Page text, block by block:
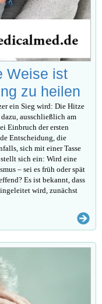
Weise ist
zu heilen
ein Sieg wird: Die Hitze
ausschließlich am
Einbruch der ersten
Entscheidung, die
sich mit einer Tasse
sich ein: Wird eine
– sei es früh oder spät
Es ist bekannt, dass
wird, zunächst